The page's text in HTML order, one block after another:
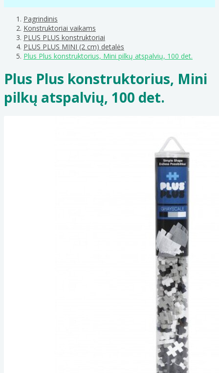
Pagrindinis
Konstruktoriai vaikams
PLUS PLUS konstruktoriai
PLUS PLUS MINI (2 cm) detalės
Plus Plus konstruktorius, Mini pilkų atspalvių, 100 det.
Plus Plus konstruktorius, Mini
pilkų atspalvių, 100 det.